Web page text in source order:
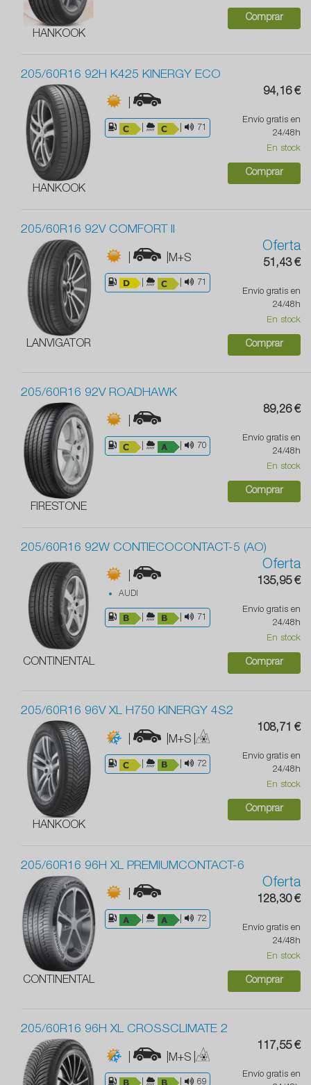
HANKOOK
Comprar
205/60R16 92H K425 KINERGY ECO
HANKOOK
|
71
94,16 €
Envío gratis en
24/48h
En stock
Comprar
205/60R16 92V COMFORT II
LANVIGATOR
| |M+S
71
Oferta
51,43 €
Envío gratis en
24/48h
En stock
Comprar
205/60R16 92V ROADHAWK
FIRESTONE
|
70
89,26 €
Envío gratis en
24/48h
En stock
Comprar
205/60R16 92W CONTIECOCONTACT-5 (AO)
CONTINENTAL
|
AUDI
71
Oferta
135,95 €
Envío gratis en
24/48h
En stock
Comprar
205/60R16 96V XL H750 KINERGY 4S2
HANKOOK
| |M+S |
72
108,71 €
Envío gratis en
24/48h
En stock
Comprar
205/60R16 96H XL PREMIUMCONTACT-6
CONTINENTAL
|
72
Oferta
128,30 €
Envío gratis en
24/48h
En stock
Comprar
205/60R16 96H XL CROSSCLIMATE 2
| |M+S |
69
117,55 €
Envío gratis en